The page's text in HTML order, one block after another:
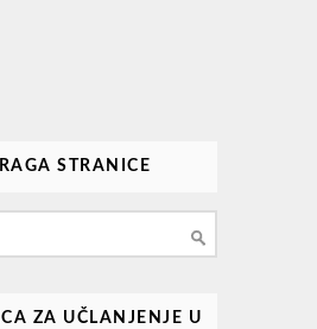
STRANICE
ZA UČLANJENJE U